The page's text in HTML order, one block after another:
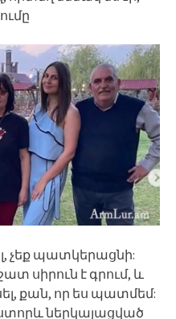
չեք պատկերացնի:
սիրուն է գրում, և
քան, որ ես պատմեմ:
ներկայացված